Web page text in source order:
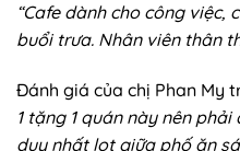
“Cafe dành cho công việc,
buổi trưa. Nhân viên thân
Đánh giá của chị Phan My
1 tặng 1 quán này nên phải
duy nhất lọt giữa phố ăn